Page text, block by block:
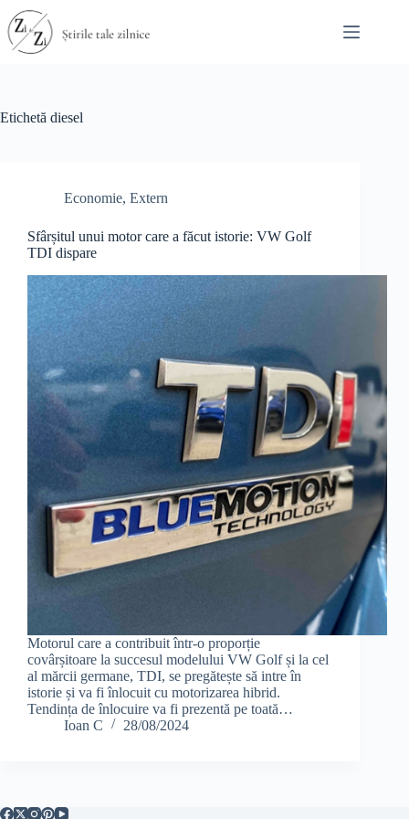
la
conținut
Etichetă diesel
Economie, Extern
Sfârșitul unui motor care a făcut istorie: VW Golf
TDI dispare
Motorul care a contribuit într-o proporție
covârșitoare la succesul modelului VW Golf și la cel
al mărcii germane, TDI, se pregătește să intre în
istorie și va fi înlocuit cu motorizarea hibrid.
Tendința de înlocuire va fi prezentă pe toată…
Ioan C
28/08/2024